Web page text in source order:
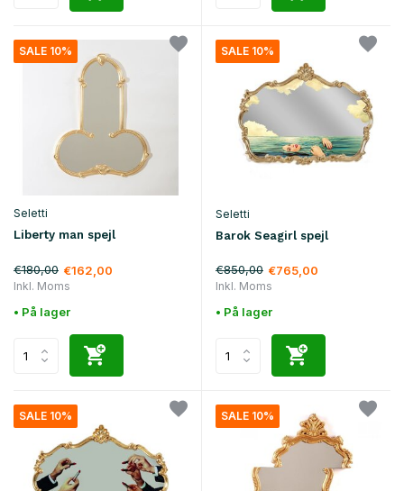
SALE 10%
Seletti
Liberty man spejl
€180,00 €162,00
Inkl. Moms
• På lager
SALE 10%
Seletti
Barok Seagirl spejl
€850,00 €765,00
Inkl. Moms
• På lager
SALE 10% SALE 10%